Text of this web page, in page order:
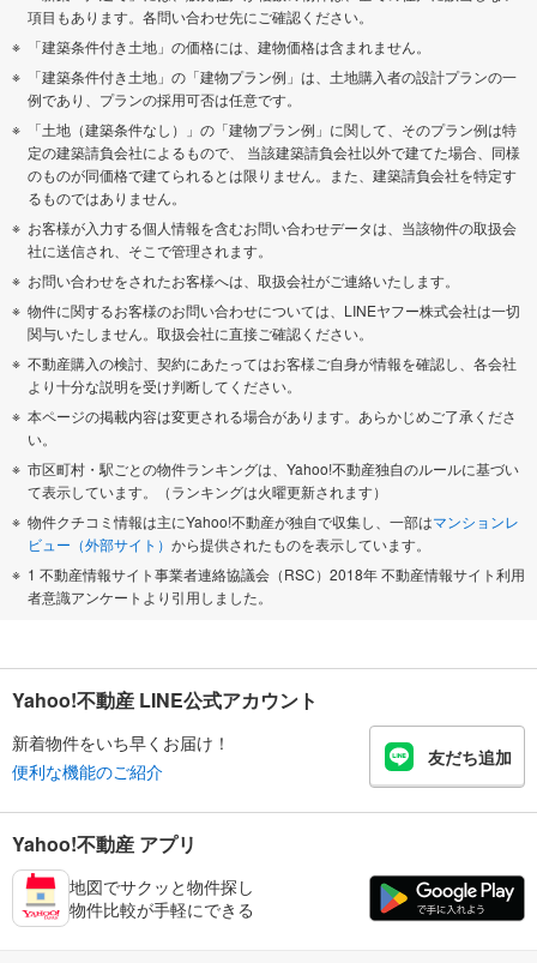
項目もあります。各問い合わせ先にご確認ください。
「建築条件付き土地」の価格には、建物価格は含まれません。
「建築条件付き土地」の「建物プラン例」は、土地購入者の設計プランの一
例であり、プランの採用可否は任意です。
「土地（建築条件なし）」の「建物プラン例」に関して、そのプラン例は特
定の建築請負会社によるもので、 当該建築請負会社以外で建てた場合、同様
のものが同価格で建てられるとは限りません。また、建築請負会社を特定す
るものではありません。
お客様が入力する個人情報を含むお問い合わせデータは、当該物件の取扱会
社に送信され、そこで管理されます。
お問い合わせをされたお客様へは、取扱会社がご連絡いたします。
物件に関するお客様のお問い合わせについては、LINEヤフー株式会社は一切
関与いたしません。取扱会社に直接ご確認ください。
不動産購入の検討、契約にあたってはお客様ご自身が情報を確認し、各会社
より十分な説明を受け判断してください。
本ページの掲載内容は変更される場合があります。あらかじめご了承くださ
い。
市区町村・駅ごとの物件ランキングは、Yahoo!不動産独自のルールに基づい
て表示しています。（ランキングは火曜更新されます）
物件クチコミ情報は主にYahoo!不動産が独自で収集し、一部はマンションレ
ビュー（外部サイト） から提供されたものを表示しています。
1 不動産情報サイト事業者連絡協議会（RSC）2018年 不動産情報サイト利用
者意識アンケートより引用しました。
Yahoo!不動産 LINE公式アカウント
新着物件をいち早くお届け！
便利な機能のご紹介
友だち追加
Yahoo!不動産 アプリ
地図でサクッと物件探し
物件比較が手軽にできる